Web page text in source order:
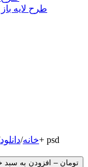
طرح لایه
خانه/دانلود
پروژه آتلیه عکس لایه باز در خانه های قدیمی+ psd